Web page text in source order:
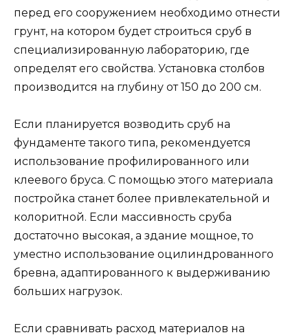
перед его сооружением необходимо отнести
грунт, на котором будет строиться сруб в
специализированную лабораторию, где
определят его свойства. Установка столбов
производится на глубину от 150 до 200 см.
Если планируется возводить сруб на
фундаменте такого типа, рекомендуется
использование профилированного или
клеевого бруса. С помощью этого материала
постройка станет более привлекательной и
колоритной. Если массивность сруба
достаточно высокая, а здание мощное, то
уместно использование оцилиндрованного
бревна, адаптированного к выдерживанию
больших нагрузок.
Если сравнивать расход материалов на